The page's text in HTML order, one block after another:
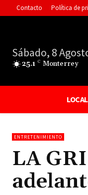
Contacto Política de
Sábado, 8
25.1 C Monterrey
LOCAL
ENTRETENIMIENTO
LA